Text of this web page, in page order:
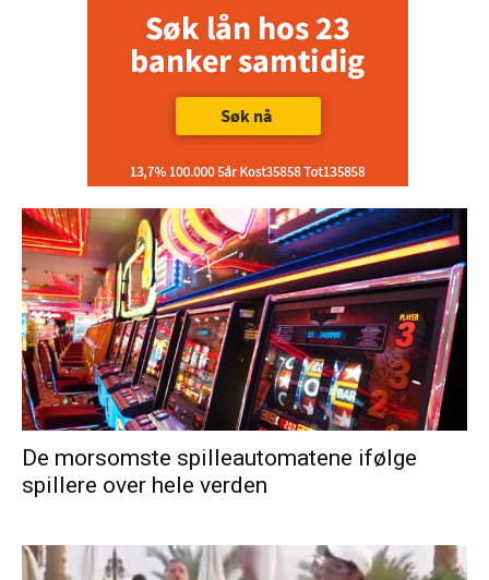
De morsomste spilleautomatene ifølge
spillere over hele verden